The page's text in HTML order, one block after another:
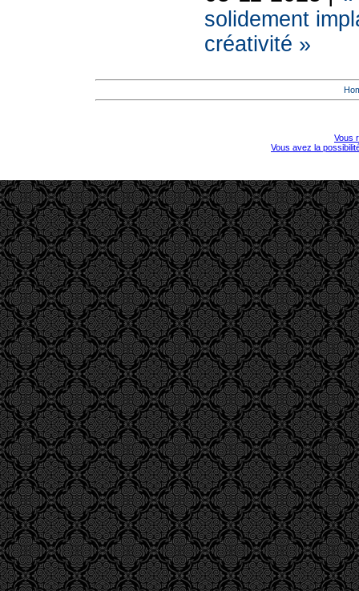
solidement
créativité »
Vous
Vous avez la